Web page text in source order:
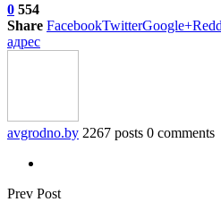
0 554
Share FacebookTwitterGoogle+
адрес
avgrodno.by 2267 posts 0 comments
Prev Post